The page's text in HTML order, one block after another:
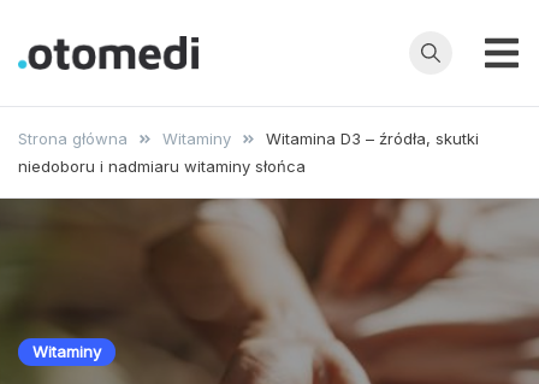
OtoMedi.pl
choroby,
Strona główna Witaminy
Witamina D3 – źródła, skutki
niedoboru i nadmiaru witaminy słońca
Witaminy